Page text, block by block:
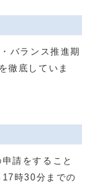
バランス推進期
徹底していま
請をすること
時30分までの